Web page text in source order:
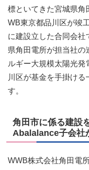
標といてきた宮城県角
WB東京都品川区が竣
に建設立した合同会
県角田電所が担当社
ルギー大規模太陽光
川区が基金を手掛け
す。
角田市に係る建設
Abalalance子会社
WWB株式会社角田電